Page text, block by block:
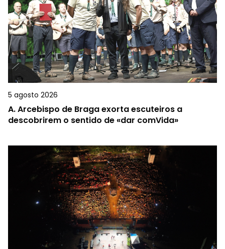
5 agosto 2026
A.Arcebispo de Braga exorta escuteiros a
descobrirem o sentido de «dar comVida»